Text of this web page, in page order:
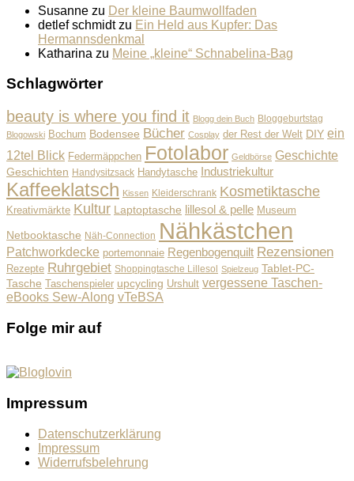
Susanne zu Der kleine Baumwollfaden
detlef schmidtzu Ein Held aus Kupfer: Das
Hermannsdenkmal
Katharina zu Meine „kleine“ Schnabelina-Bag
Schlagwörter
beauty is where you find it Blogg dein Buch Bloggeburtstag
Blogowski Bochum Bodensee Bücher Cosplay der Rest der Welt DIY ein
12tel Blick Federmäppchen Fotolabor Geldbörse Geschichte
Geschichten Handysitzsack Handytasche Industriekultur
Kaffeeklatsch Kissen Kleiderschrank Kosmetiktasche
Kreativmärkte Kultur Laptoptasche lillesol & pelle Museum
Netbooktasche Näh-Connection Nähkästchen
Patchworkdecke portemonnaie Regenbogenquilt Rezensionen
Rezepte Ruhrgebiet Shoppingtasche Lillesol Spielzeug Tablet-PC-
Tasche Taschenspieler upcycling Urshult vergessene Taschen-
eBooks Sew-Along vTeBSA
Folge mir auf
Impressum
Datenschutzerklärung
Impressum
Widerrufsbelehrung